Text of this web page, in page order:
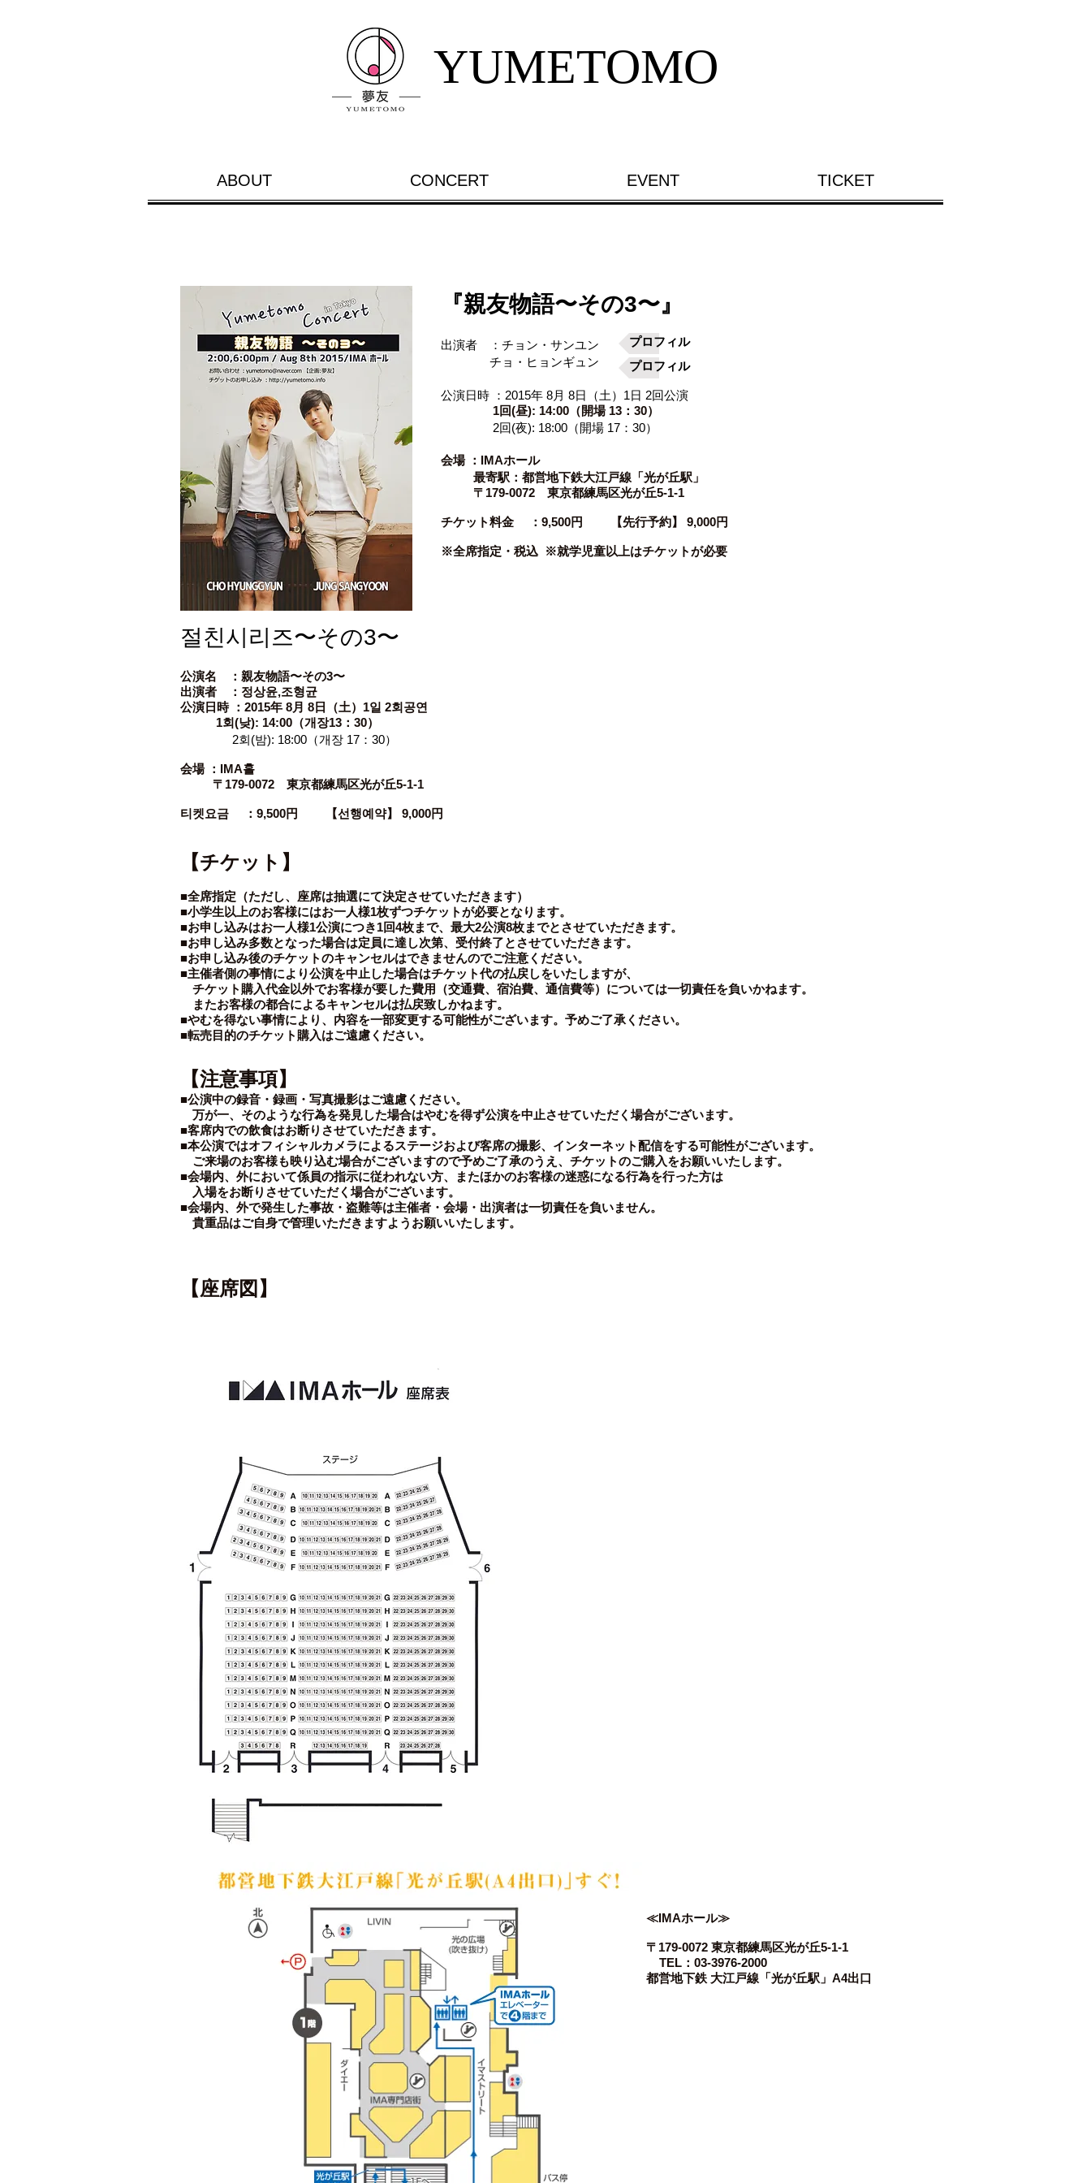
YUMETOMO
ABOUT CONCERT EVENT TICKET
『親友物語〜その3〜』
出演者 ：チョン・サンユン
チョ・ヒョンギュン
公演日時 ：2015年 8月 8日（土）1日 2回公演
1回(昼): 14:00（開場 13：30）
2回(夜): 18:00（開場 17：30）
会場 ：IMAホール
最寄駅：都営地下鉄大江戸線「光が丘駅」
〒179-0072 東京都練馬区光が丘5-1-1
​チケット料金 ：9,500円 【先行予約】 9,000円
※全席指定・税込 ※就学児童以上はチケットが必要
プロフィル
プロフィル
절친시리즈〜その3〜
公演名 ：親友物語〜その3〜
出演者 ：정상윤,조형균
公演日時 ：2015年 8月 8日（土）1일 2회공연
1회(낮): 14:00（개장13：30）
2회(밤): 18:00（개장 17：30）
会場 ：IMA홀
〒179-0072 東京都練馬区光が丘5-1-1
티켓요금 ：9,500円 【선행예약】 9,000円
【チケット】
■全席指定（ただし、座席は抽選にて決定させていただきます）
■小学生以上のお客様にはお一人様1枚ずつチケットが必要となります。
■お申し込みはお一人様1公演につき1回4枚まで、最大2公演8枚までとさせていただきます。
■お申し込み多数となった場合は定員に達し次第、受付終了とさせていただきます。
■お申し込み後のチケットのキャンセルはできませんのでご注意ください。
■主催者側の事情により公演を中止した場合はチケット代の払戻しをいたしますが、
チケット購入代金以外でお客様が要した費用（交通費、宿泊費、通信費等）については一切責任を負いかねます。
またお客様の都合によるキャンセルは払戻致しかねます。
■やむを得ない事情により、内容を一部変更する可能性がございます。予めご了承ください。
■転売目的のチケット購入はご遠慮ください。
【注意事項】
■公演中の録音・録画・写真撮影はご遠慮ください。
万が一、そのような行為を発見した場合はやむを得ず公演を中止させていただく場合がございます。
■客席内での飲食はお断りさせていただきます。
■本公演ではオフィシャルカメラによるステージおよび客席の撮影、インターネット配信をする可能性がございます。
ご来場のお客様も映り込む場合がございますので予めご了承のうえ、チケットのご購入をお願いいたします。
■会場内、外において係員の指示に従われない方、またほかのお客様の迷惑になる行為を行った方は
入場をお断りさせていただく場合がございます。
■会場内、外で発生した事故・盗難等は主催者・会場・出演者は一切責任を負いません。
貴重品はご自身で管理いただきますようお願いいたします。
【座席図】
【アクセス】
≪IMAホール≫
〒179-0072 東京都練馬区光が丘5-1-1
TEL：03-3976-2000
都営地下鉄 大江戸線「光が丘駅」A4出口